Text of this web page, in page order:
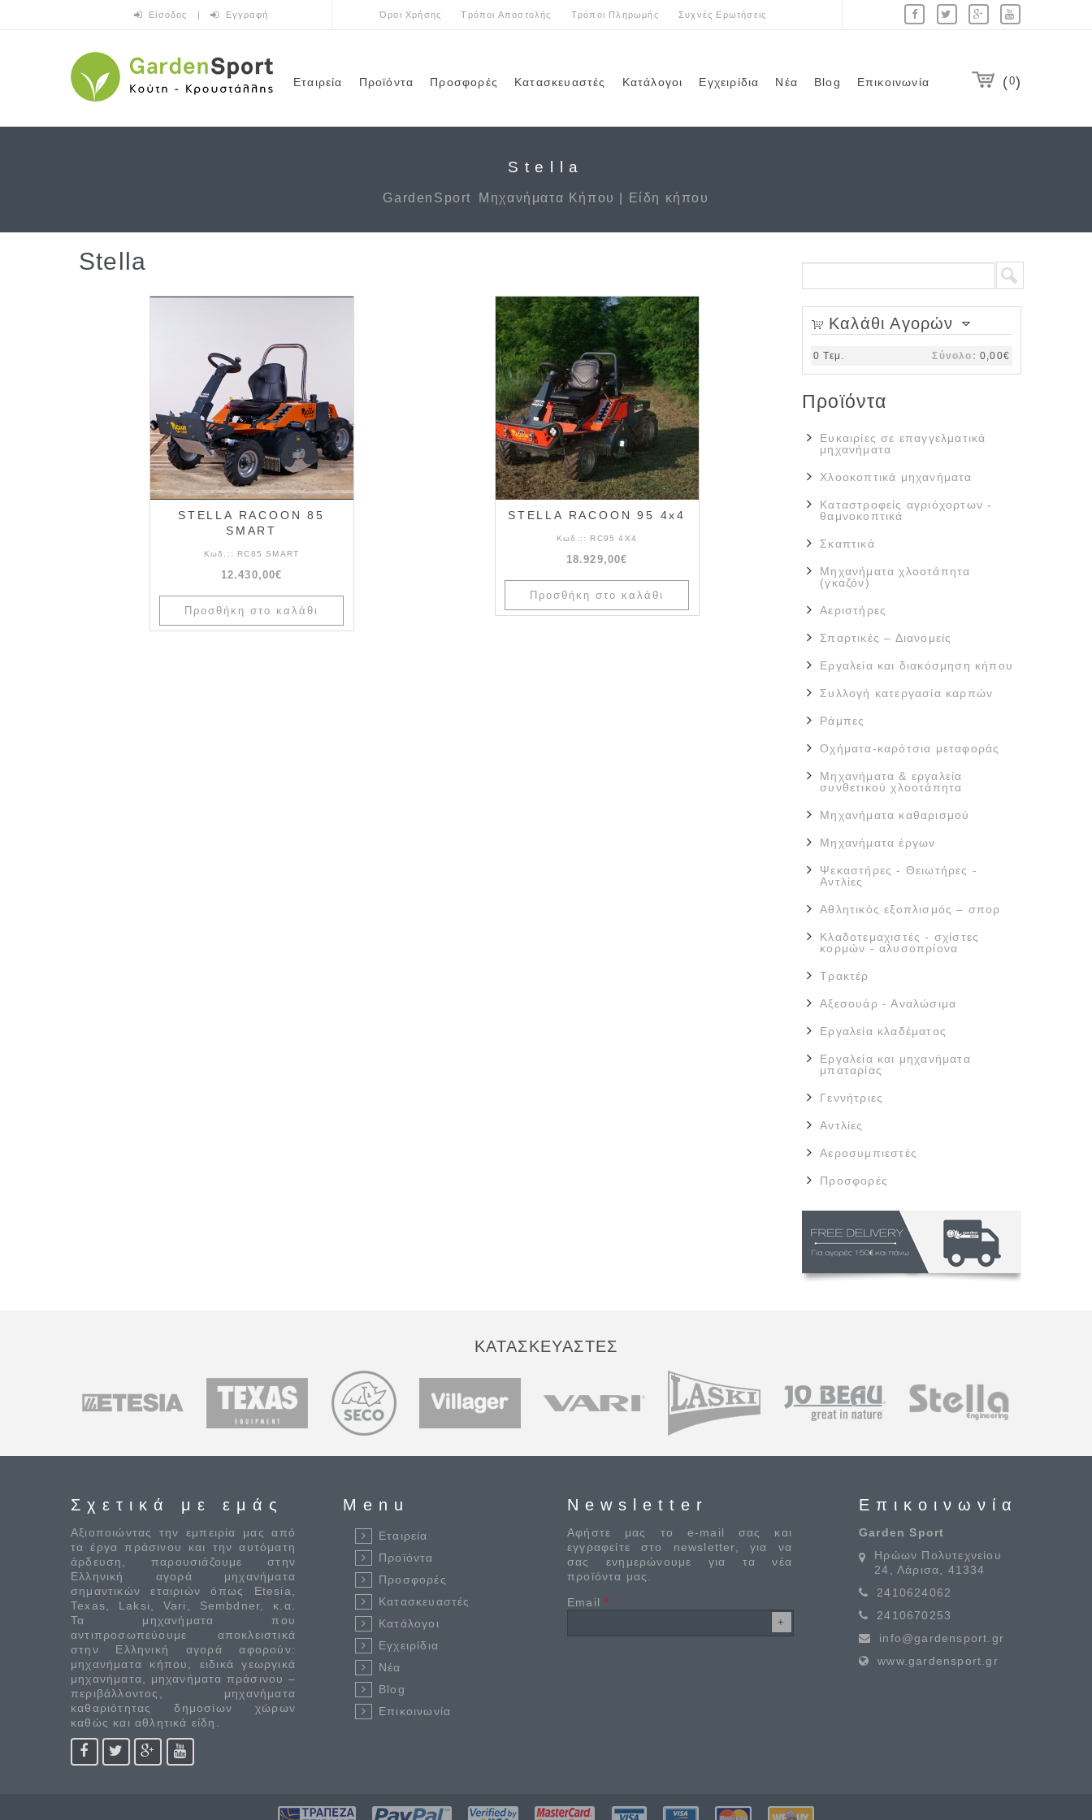
Είσοδος | Εγγραφή Όροι Χρήσης Τρόποι Αποστολής Τρόποι Πληρωμής Συχνές Ερωτήσεις
Εταιρεία Προϊόντα Προσφορές Κατασκευαστές Κατάλογοι Εγχειρίδια Νέα Blog Επικοινωνία 0
Stella
GardenSport Μηχανήματα Κήπου | Είδη κήπου
Stella
STELLA RACOON 85
SMART
Κωδ.:: RC85 SMART
12.430,00€
STELLA RACOON 95 4x4
Κωδ.:: RC95 4X4
18.929,00€
Φόρμα αναζήτησης
Καλάθι Αγορών
0 Τεμ. Σύνολο: 0,00€
Προϊόντα
Ευκαιρίες σε επαγγελματικά
μηχανήματα
Χλοοκοπτικά μηχανήματα
Καταστροφείς αγριόχορτων -
θαμνοκοπτικά
Σκαπτικά
Μηχανήματα χλοοτάπητα
(γκαζόν)
Αεριστήρες
Σπαρτικές – Διανομείς
Εργαλεία και διακόσμηση κήπου
Συλλογή κατεργασία καρπών
Ράμπες
Οχήματα-καρότσια μεταφοράς
Μηχανήματα & εργαλεία
συνθετικού χλοοτάπητα
Μηχανήματα καθαρισμού
Μηχανήματα έργων
Ψεκαστήρες - Θειωτήρες -
Αντλίες
Αθλητικός εξοπλισμός – σπορ
Κλαδοτεμαχιστές - σχίστες
κορμών - αλυσοπρίονα
Τρακτέρ
Αξεσουάρ - Αναλώσιμα
Εργαλεία κλαδέματος
Εργαλεία και μηχανήματα
μπαταρίας
Γεννήτριες
Αντλίες
Αεροσυμπιεστές
Προσφορές
ΚΑΤΑΣΚΕΥΑΣΤΕΣ
Σχετικά με εμάς
Αξιοποιώντας την εμπειρία μας από
τα έργα πράσινου και την αυτόματη
άρδευση, παρουσιάζουμε στην
Ελληνική αγορά μηχανήματα
σημαντικών εταιριών όπως Etesia,
Texas, Laksi, Vari, Sembdner, κ.α.
Τα μηχανήματα που
αντιπροσωπεύουμε αποκλειστικά
στην Ελληνική αγορά αφορούν:
μηχανήματα κήπου, ειδικά γεωργικά
μηχανήματα, μηχανήματα πράσινου –
περιβάλλοντος, μηχανήματα
καθαριότητας δημοσίων χώρων
καθώς και αθλητικά είδη.
Menu
Εταιρεία
Προϊόντα
Προσφορές
Κατασκευαστές
Κατάλογοι
Εγχειρίδια
Νέα
Blog
Επικοινωνία
Newsletter
Αφήστε μας το e-mail σας και
εγγραφείτε στο newsletter, για να
σας ενημερώνουμε για τα νέα
προϊόντα μας.
Email*
Επικοινωνία
Garden Sport
Ηρώων Πολυτεχνείου
24, Λάρισα, 41334
2410624062
2410670253
info@gardensport.gr
www.gardensport.gr